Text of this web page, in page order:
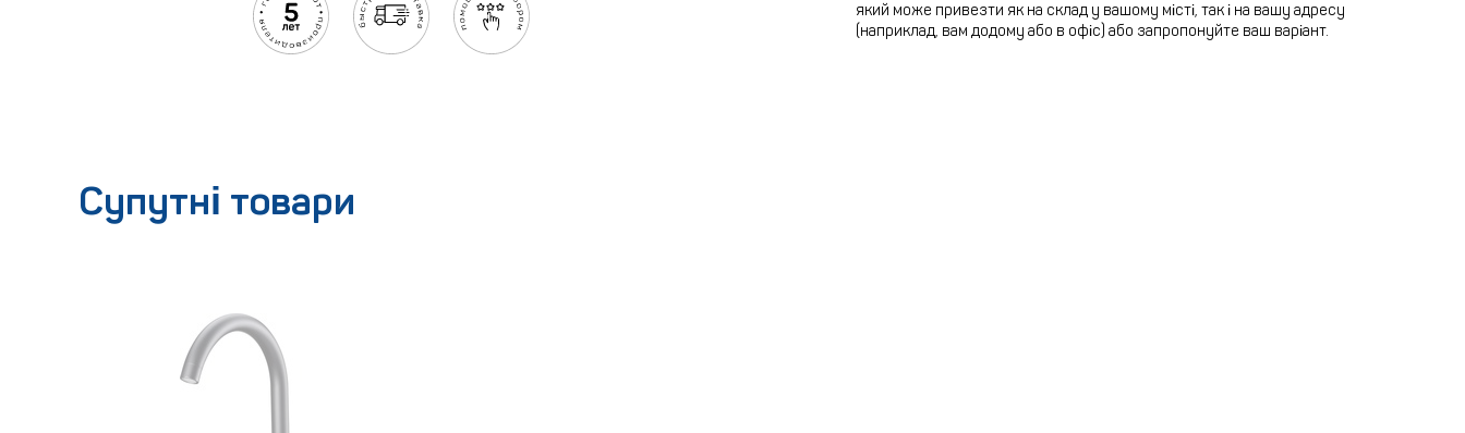
який може привезти як на склад у вашому місті, так і на вашу адресу
(наприклад, вам додому або в офіс) або запропонуйте ваш варіант.
Супутні товари